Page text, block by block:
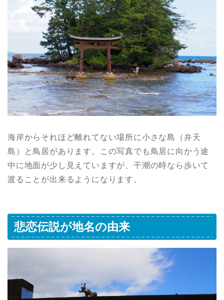
海岸からそれほど離れてない場所に小さな島（弁天
島）と鳥居があります。この写真でも鳥居に向かう途
中に地面が少し見えていますが、干潮の時なら歩いて
渡ることが出来るようになります。
悲恋伝説が地名の由来